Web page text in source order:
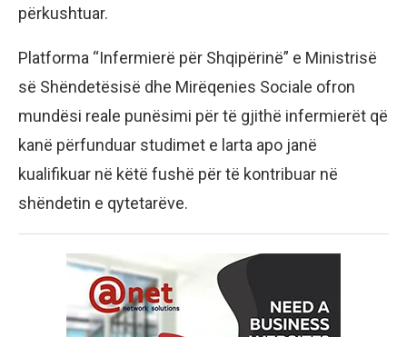
përkushtuar.
Platforma “Infermierë për Shqipërinë” e Ministrisë
së Shëndetësisë dhe Mirëqenies Sociale ofron
mundësi reale punësimi për të gjithë infermierët që
kanë përfunduar studimet e larta apo janë
kualifikuar në këtë fushë për të kontribuar në
shëndetin e qytetarëve.